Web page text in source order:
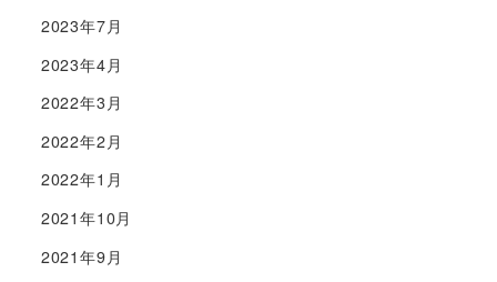
2023年7月
2023年4月
2022年3月
2022年2月
2022年1月
2021年10月
2021年9月